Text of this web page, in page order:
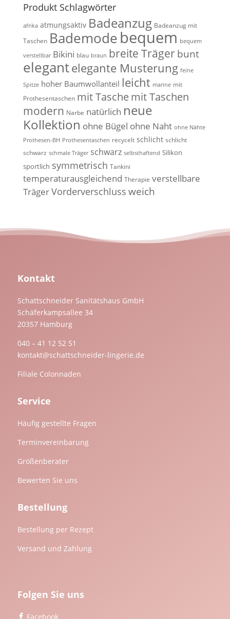
Produkt Schlagwörter
afrika atmungsaktiv Badeanzug Badeanzug mit
Taschen Bademodebequem bequem
verstellbar Bikini blau braun breite Träger bunt
elegantelegante Musterung feine
Spitze hoher Baumwollanteil leicht marine mit
Prothesentaschen mit Taschemit Taschen
modern Narbe natürlich neue
Kollektion ohne Bügel ohne Naht ohne Nähte
Prothesen-BH Prothesentaschen recycelt schlicht schlicht
schwarz schmale Träger schwarz selbsthaftend Silikon
sportlich symmetrisch Tankini
temperaturausgleichend Therapie verstellbare
TrägerVorderverschluss weich
Kontakt
Schattschneider Sanitätshaus GmbH
Schäferkampsallee 34
20357 Hamburg
040 – 41 12 52 51
kontakt@schattschneider-lingerie.de
Filiale Colonnaden
Service
Häufig gestellte Fragen
Terminvereinbarung
Größenberater
Bewerten Sie uns
Bestellung
Bestellung per Rezept
Versand und Zahlung
Folgen Sie uns
 Facebook